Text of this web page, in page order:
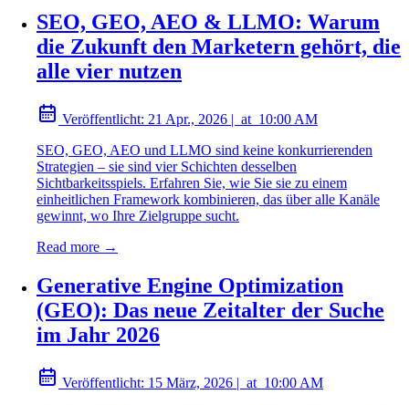
SEO, GEO, AEO & LLMO: Warum
die Zukunft den Marketern gehört, die
alle vier nutzen
Veröffentlicht: 21 Apr., 2026 | at 10:00 AM
SEO, GEO, AEO und LLMO sind keine konkurrierenden
Strategien – sie sind vier Schichten desselben
Sichtbarkeitsspiels. Erfahren Sie, wie Sie sie zu einem
einheitlichen Framework kombinieren, das über alle Kanäle
gewinnt, wo Ihre Zielgruppe sucht.
Read more →
Generative Engine Optimization
(GEO): Das neue Zeitalter der Suche
im Jahr 2026
Veröffentlicht: 15 März, 2026 | at 10:00 AM